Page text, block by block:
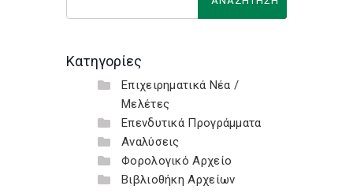
Κατηγορίες
Επιχειρηματικά Νέα /
Μελέτες
Επενδυτικά Προγράμματα
Αναλύσεις
Φορολογικό Αρχείο
Βιβλιοθήκη Αρχείων